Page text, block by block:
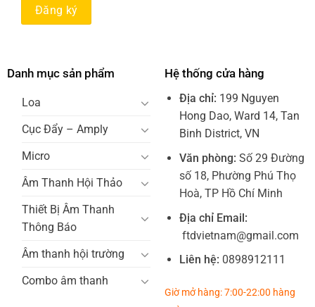
Danh mục sản phẩm
Loa
Cục Đẩy – Amply
Micro
Âm Thanh Hội Thảo
Thiết Bị Âm Thanh
Thông Báo
Âm thanh hội trường
Combo âm thanh
Hệ thống cửa hàng
Địa chỉ: 199 Nguyen
Hong Dao, Ward 14, Tan
Binh District, VN
Văn phòng: Số 29 Đường
số 18, Phường Phú Thọ
Hoà, TP Hồ Chí Minh
Địa chỉ Email:
ftdvietnam@gmail.com
Liên hệ: 0898912111
Giờ mở hàng: 7:00-22:00 hàng